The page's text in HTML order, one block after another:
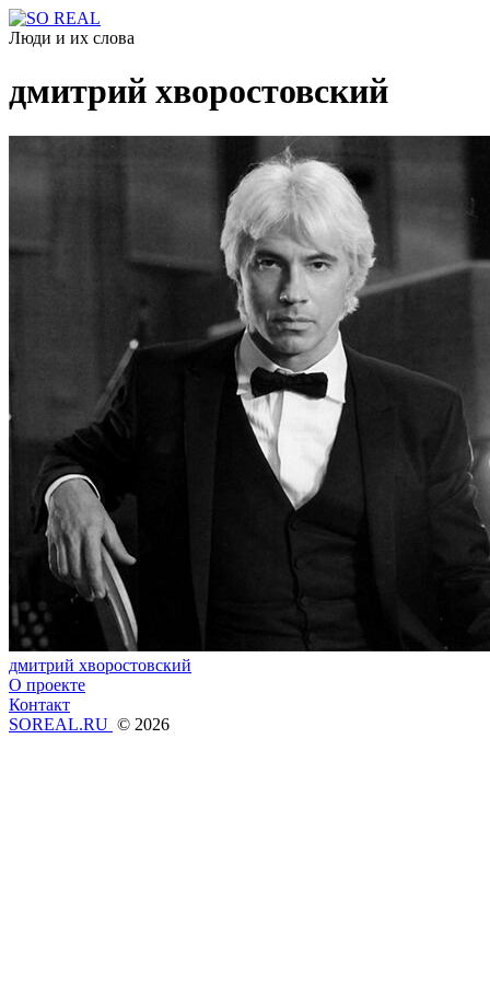
Люди и их слова
дмитрий хворостовский
дмитрий хворостовский
О проекте
Контакт
SOREAL.RU © 2026